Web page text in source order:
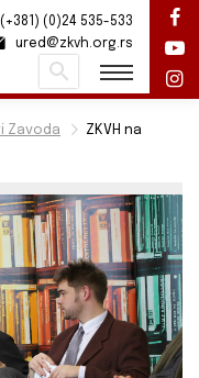
Zavoda
ZKVH na
(+381) (0)24 535-533
ured@zkvh.org.rs
Pretraži